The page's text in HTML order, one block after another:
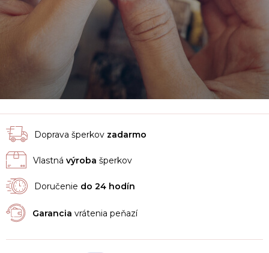
Doprava šperkov zadarmo
Vlastná výroba šperkov
Doručenie do 24 hodín
Garancia vrátenia peňazí